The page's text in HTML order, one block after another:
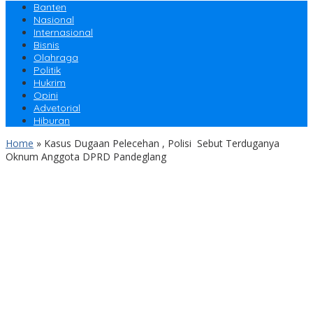
Banten
Nasional
Internasional
Bisnis
Olahraga
Politik
Hukrim
Opini
Advetorial
Hiburan
Home » Kasus Dugaan Pelecehan , Polisi Sebut Terduganya
Oknum Anggota DPRD Pandeglang